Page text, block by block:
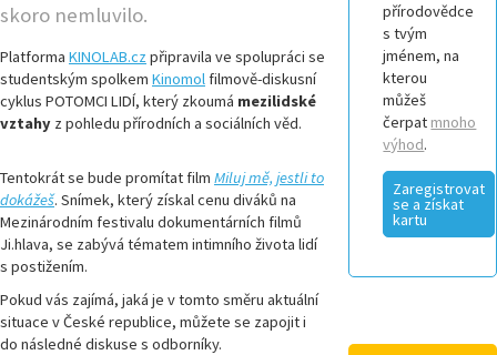
skoro nemluvilo.
Platforma KINOLAB.cz připravila ve spolupráci se
studentským spolkem Kinomolfilmově-diskusní
cyklus POTOMCI LIDÍ, který zkoumá mezilidské
vztahy z pohledu přírodních a sociálních věd.
Tentokrát se bude promítat film Miluj mě, jestli to
dokážeš. Snímek, který získal cenu diváků na
Mezinárodním festivalu dokumentárních filmů
Ji.hlava, se zabývá tématem intimního života lidí
s postižením.
Pokud vás zajímá, jaká je v tomto směru aktuální
situace v České republice, můžete se zapojit i
do následné diskuse s odborníky.
přírodovědce
s tvým
jménem, na
kterou
můžeš
čerpat mnoho
výhod.
Zaregistrovat
se a získat
kartu